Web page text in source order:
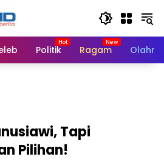
Politik Ragam
Tapi
Pilihan!